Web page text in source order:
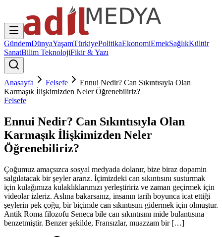
GündemDünyaYaşamTürkiyePolitikaEkonomiEmekSağlıkKültür
SanatBilim TeknolojiFikir & Yazı
Anasayfa Felsefe
Ennui Nedir? Can Sıkıntısıyla Olan
Karmaşık İlişkimizden Neler Öğrenebiliriz?
Felsefe
Ennui Nedir? Can Sıkıntısıyla Olan
Karmaşık İlişkimizden Neler
Öğrenebiliriz?
Çoğumuz amaçsızca sosyal medyada dolanır, bize biraz dopamin
salgılatacak bir şeyler ararız. İçimizdeki can sıkıntısını susturmak
için kulağımıza kulaklıklarımızı yerleştiririz ve zaman geçirmek için
videolar izleriz. Aslına bakarsanız, insanın tarih boyunca icat ettiği
şeylerin pek çoğu, bir biçimde can sıkıntısını gidermek için olmuştur.
Antik Roma filozofu Seneca bile can sıkıntısını mide bulantısına
benzetmiştir. Benzer şekilde, Fransızlar, muazzam bir […]